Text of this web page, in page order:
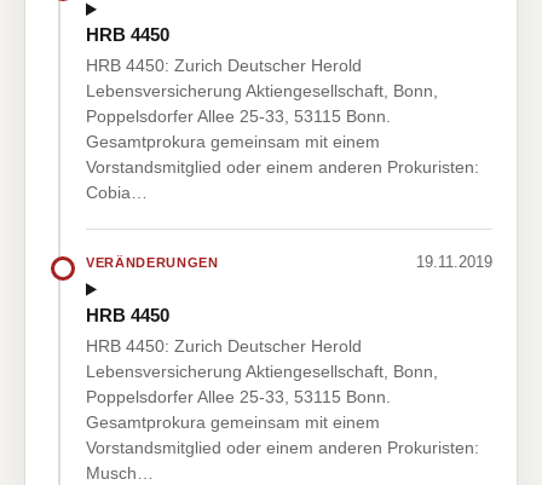
HRB 4450
HRB 4450: Zurich Deutscher Herold
Lebensversicherung Aktiengesellschaft, Bonn,
Poppelsdorfer Allee 25-33, 53115 Bonn.
Gesamtprokura gemeinsam mit einem
Vorstandsmitglied oder einem anderen Prokuristen:
Cobia…
VERÄNDERUNGEN 19.11.2019
HRB 4450
HRB 4450: Zurich Deutscher Herold
Lebensversicherung Aktiengesellschaft, Bonn,
Poppelsdorfer Allee 25-33, 53115 Bonn.
Gesamtprokura gemeinsam mit einem
Vorstandsmitglied oder einem anderen Prokuristen:
Musch…